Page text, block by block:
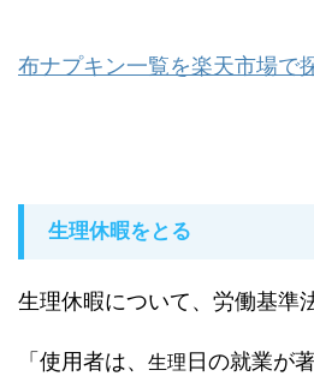
布ナプキン一覧を楽天市場で
生理休暇をとる
生理休暇について、労働基準
「使用者は、 生理 日の就業が